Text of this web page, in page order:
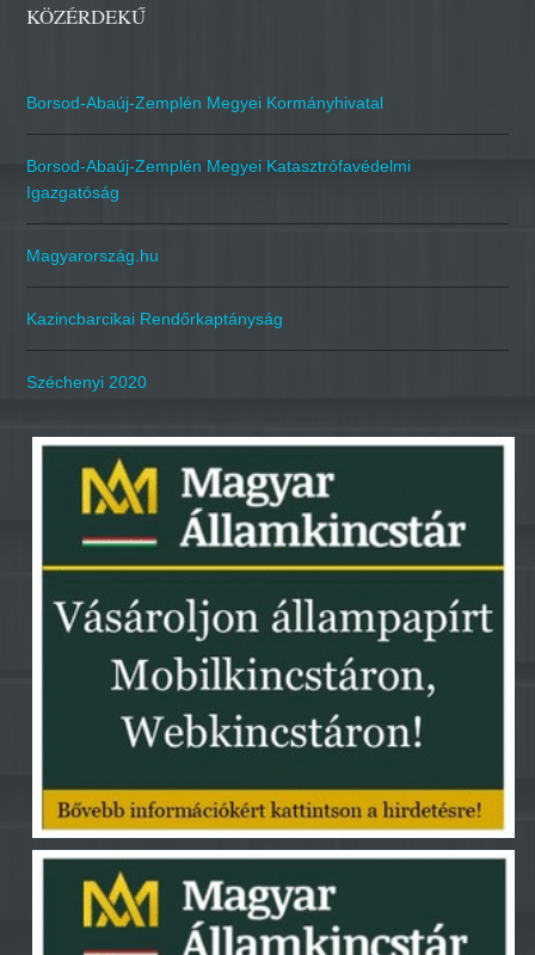
KÖZÉRDEKŰ
Borsod-Abaúj-Zemplén Megyei Kormányhivatal
Borsod-Abaúj-Zemplén Megyei Katasztrófavédelmi
Igazgatóság
Magyarország.hu
Kazincbarcikai Rendőrkaptányság
Széchenyi 2020